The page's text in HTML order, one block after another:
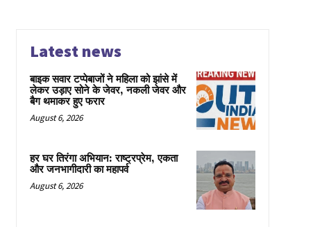
Latest news
बाइक सवार टप्पेबाजों ने महिला को झांसे में
लेकर उड़ाए सोने के जेवर, नकली जेवर और
बैग थमाकर हुए फरार
August 6, 2026
हर घर तिरंगा अभियान: राष्ट्रप्रेम, एकता
और जनभागीदारी का महापर्व
August 6, 2026